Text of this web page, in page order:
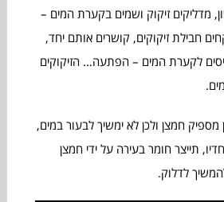
מדליקים זיקוק ושמים בקערת המים –
חבילת זיקוקים, קושרים אותם יחד,
לקערת המים – הפתעה… הזיקוקים
מספיק חמצן ולכן לא ימשיך לבעור במים,
תייצר חומר בעירה על ידי חמצן
לדלוק.